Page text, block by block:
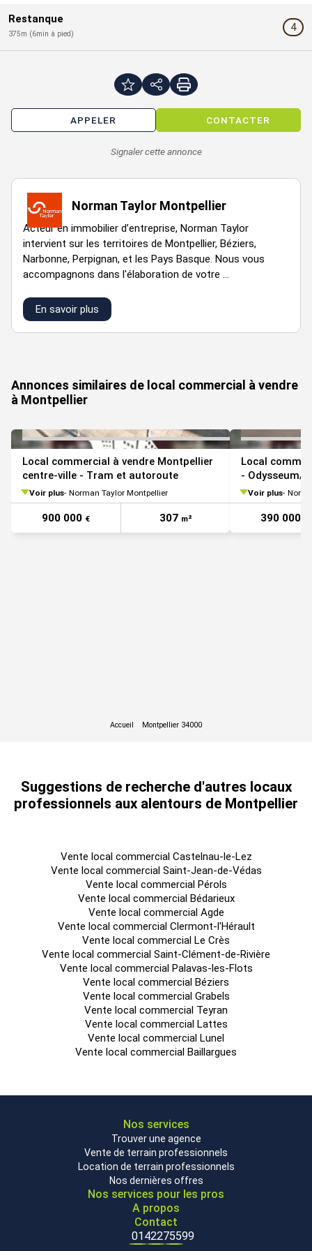
c
Restanque
375m (6min à pied)
4
APPELER CONTACTER
Signaler cette annonce
Norman Taylor Montpellier
Acteur en immobilier d’entreprise, Norman Taylor
intervient sur les territoires de Montpellier, Béziers,
Narbonne, Perpignan, et les Pays Basque. Nous vous
accompagnons dans l'élaboration de votre ...
En savoir plus
Annonces similaires de local commercial à vendre
à Montpellier
Local commercial à vendre Montpellier
centre-ville - Tram et autoroute
Voir plus Norman Taylor Montpellier
900 000 € 307 m²
Local
- Odysseum/
Voir plus
390 000
Suggestions de recherche d'autres locaux
professionnels aux alentours de Montpellier
Vente local commercial Castelnau-le-Lez
Vente local commercial Saint-Jean-de-Védas
Vente local commercial Pérols
Vente local commercial Bédarieux
Vente local commercial Agde
Vente local commercial Clermont-l'Hérault
Vente local commercial Le Crès
Vente local commercial Saint-Clément-de-Rivière
Vente local commercial Palavas-les-Flots
Vente local commercial Béziers
Vente local commercial Grabels
Vente local commercial Teyran
Vente local commercial Lattes
Vente local commercial Lunel
Vente local commercial Baillargues
Nos services
Trouver une agence
Vente de terrain professionnels
Location de terrain professionnels
Nos dernières offres
Nos services pour les pros
A propos
Contact
0142275599